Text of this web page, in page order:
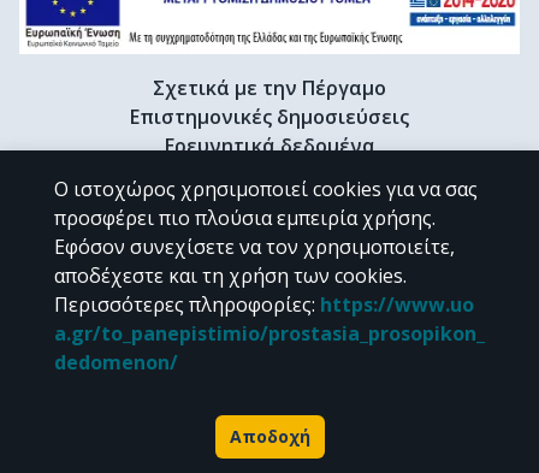
Σχετικά με την Πέργαμο
Επιστημονικές δημοσιεύσεις
Ερευνητικά δεδομένα
Διδακτορικές διατριβές & Γκρίζα βιβλιογραφία
Προφίλ Ερευνητή
CC BY-NC 4.0
Εκτός αν αναφέρεται διαφορετικά, το υλικό της "Περγάμου" διατίθεται
Powered by
Ο ιστοχώρος χρησιμοποιεί cookies για να σας
προσφέρει πιο πλούσια εμπειρία χρήσης.
Εφόσον συνεχίσετε να τον χρησιμοποιείτε,
αποδέχεστε και τη χρήση των cookies.
Περισσότερες πληροφορίες: https://www.uo
a.gr/to_panepistimio/prostasia_prosopikon_
dedomenon/
Αποδοχή